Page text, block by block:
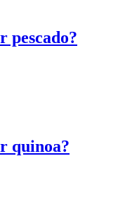
pescado?
quinoa?